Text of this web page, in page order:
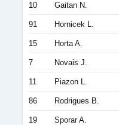
10 Gaitan N.
91 Hornicek L.
15 Horta A.
7 Novais J.
11 Piazon L.
86 Rodrigues B.
19 Sporar A.